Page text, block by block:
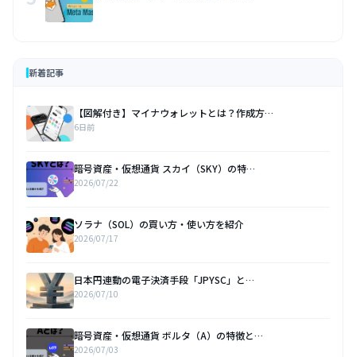
新着記事
【図解付き】マイナウォレットとは？作成方…
6日前
暗号資産・仮想通貨 スカイ（SKY）の特…
2026/07/22
ソラナ（SOL）の買い方・使い方を紹介
2026/07/17
日本円連動の電子決済手段「JPYSC」と…
2026/07/10
暗号資産・仮想通貨 ボルタ（A）の特徴と…
2026/07/03